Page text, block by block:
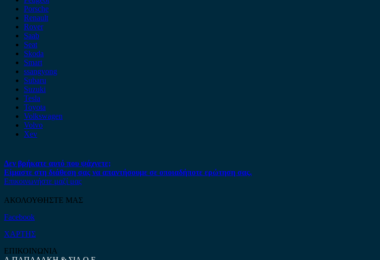
Porsche
Renault
Rover
Saab
Seat
Skoda
Smart
ssangyong
Subaru
Suzuki
Tesla
Toyota
Volkswagen
Volvo
Xev
Δεν βρήκατε αυτό που ψάχνετε;
Είμαστε στη διάθεση σας να απαντήσουμε σε οποιαδήποτε ερώτηση σας.
Επικοινωνήστε μαζί μας
ΑΚΟΛΟΥΘΗΣΤΕ ΜΑΣ
Facebook
ΧΑΡΤΗΣ
ΕΠΙΚΟΙΝΩΝΙΑ